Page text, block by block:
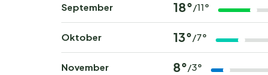
September 18°/11°
Oktober 13°/7°
November 8°/3°